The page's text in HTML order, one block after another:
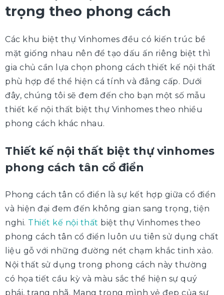
trọng theo phong cách
Các khu biệt thự Vinhomes đều có kiến trúc bề
mặt giống nhau nên để tạo dấu ấn riêng biệt thì
gia chủ cần lựa chọn phong cách thiết kế nội thất
phù hợp để thể hiện cá tính và đẳng cấp. Dưới
đây, chúng tôi sẽ đem đến cho bạn một số mẫu
thiết kế nội thất biệt thự Vinhomes theo nhiều
phong cách khác nhau.
Thiết kế nội thất biệt thự vinhomes
phong cách tân cổ điển
Phong cách tân cổ điển là sự kết hợp giữa cổ điển
và hiện đại đem đến không gian sang trọng, tiện
nghi. Thiết kế nội thất biệt thự Vinhomes theo
phong cách tân cổ điển luôn ưu tiên sử dụng chất
liệu gỗ với những đường nét chạm khắc tinh xảo.
Nội thất sử dụng trong phong cách này thường
có họa tiết cầu kỳ và màu sắc thể hiện sự quý
phái, trang nhã. Mang trong mình vẻ đẹp của sự